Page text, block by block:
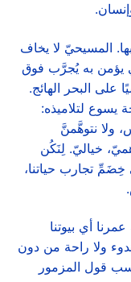
المسيحيّ لا يخاف
يؤمن به يُجرَّب فوق
على البحر الهائج.
يسوع لتلاميذه:
ولا نتوهَّمنَّ
خياليّ. لِنَكُن
تجارب حياتنا،
أي بيوتنا
هدوء ولا راحة من دون
قول المزمور